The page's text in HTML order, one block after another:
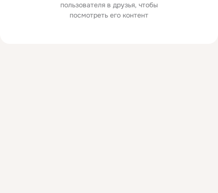
пользователя в друзья, чтобы
посмотреть его контент